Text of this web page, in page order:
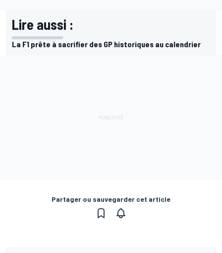
Lire aussi :
La F1 prête à sacrifier des GP historiques au calendrier
Partager ou sauvegarder cet article